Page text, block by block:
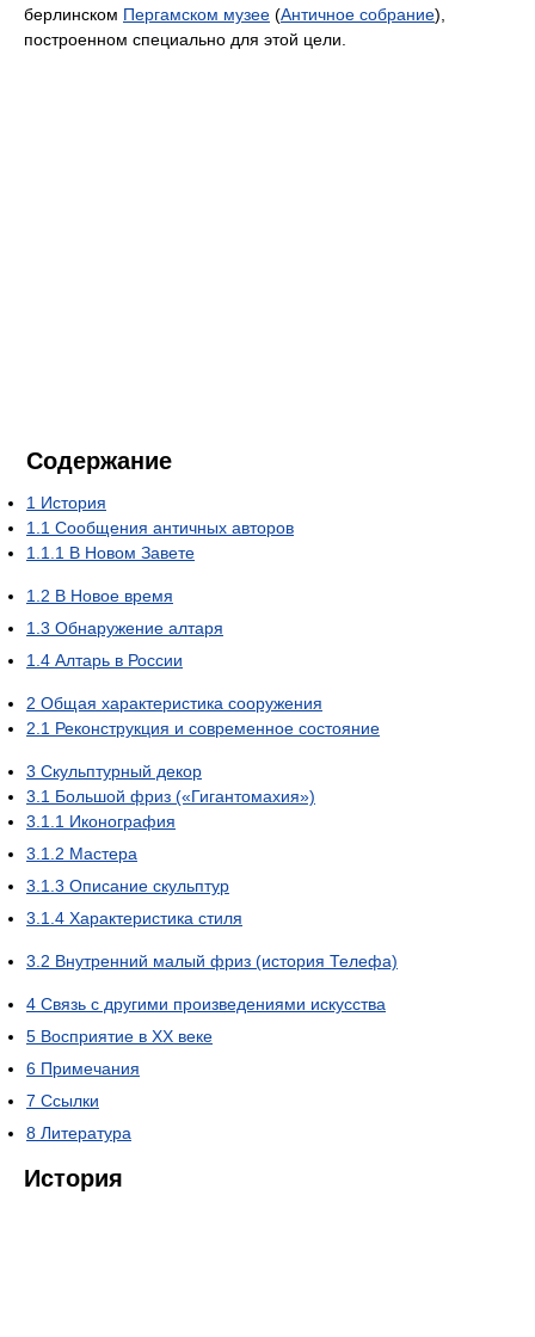
берлинском Пергамском музее (Античное собрание),
построенном специально для этой цели.
Содержание
1 История
1.1 Сообщения античных авторов
1.1.1 В Новом Завете
1.2 В Новое время
1.3 Обнаружение алтаря
1.4 Алтарь в России
2 Общая характеристика сооружения
2.1 Реконструкция и современное состояние
3 Скульптурный декор
3.1 Большой фриз («Гигантомахия»)
3.1.1 Иконография
3.1.2 Мастера
3.1.3 Описание скульптур
3.1.4 Характеристика стиля
3.2 Внутренний малый фриз (история Телефа)
4 Связь с другими произведениями искусства
5 Восприятие в XX веке
6 Примечания
7 Ссылки
8 Литература
История